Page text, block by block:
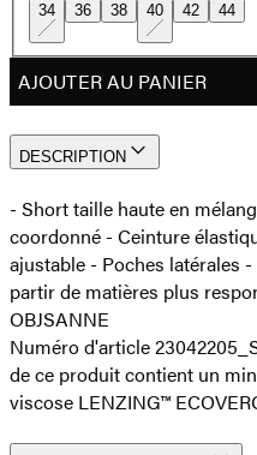
34 36 38 40 42 44
AJOUTER AU PANIER
DESCRIPTION
- Short taille haute en
coordonné - Ceinture
ajustable - Poches latérales
partir de matières plus
OBJSANNE
Numéro d'article
de ce produit contient un
viscose LENZING™